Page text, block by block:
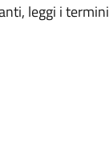
leggi i termini